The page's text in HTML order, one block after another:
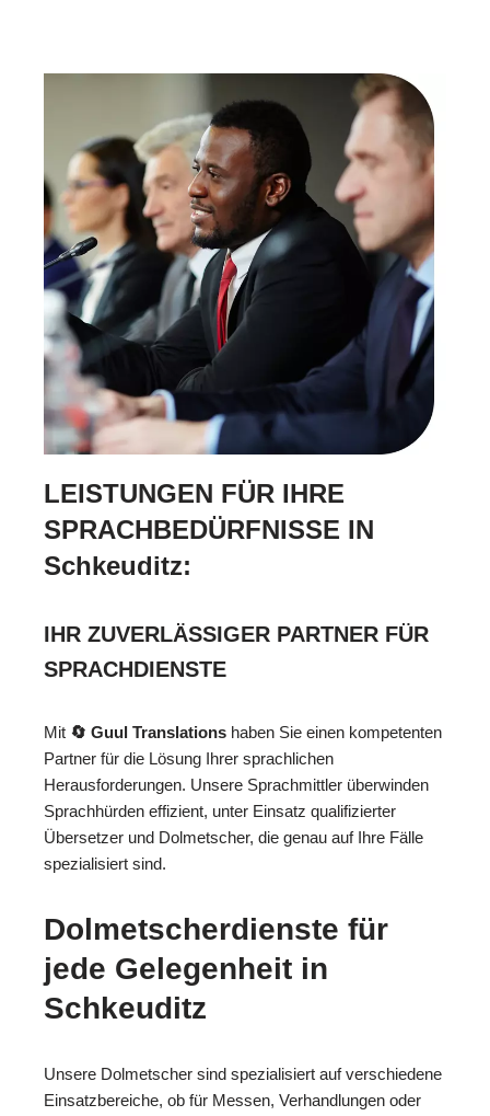
LEISTUNGEN FÜR IHRE
SPRACHBEDÜRFNISSE IN
Schkeuditz:
IHR ZUVERLÄSSIGER PARTNER FÜR
SPRACHDIENSTE
Mit 🔄 Guul Translations haben Sie einen kompetenten
Partner für die Lösung Ihrer sprachlichen
Herausforderungen. Unsere Sprachmittler überwinden
Sprachhürden effizient, unter Einsatz qualifizierter
Übersetzer und Dolmetscher, die genau auf Ihre Fälle
spezialisiert sind.
Dolmetscherdienste für
jede Gelegenheit in
Schkeuditz
Unsere Dolmetscher sind spezialisiert auf verschiedene
Einsatzbereiche, ob für Messen, Verhandlungen oder